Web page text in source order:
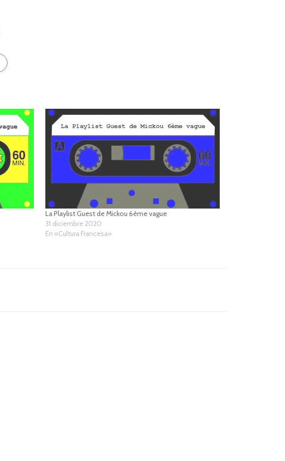
La Playlist Guest de Mickou 6ème vague
31 diciembre 2020
En «Cultura Francesa»